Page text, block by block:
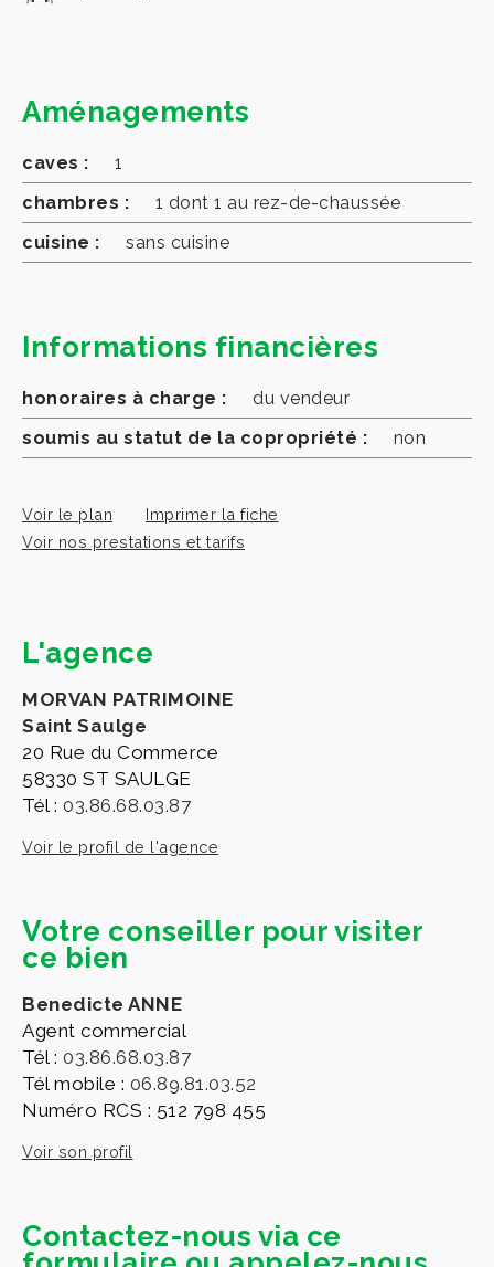
Aménagements
caves :
1
chambres :
1 dont 1 au rez-de-chaussée
cuisine :
sans cuisine
Informations financières
honoraires à charge :
du vendeur
soumis au statut de la copropriété :
non
Voir le plan
Imprimer la fiche
Voir nos prestations et tarifs
L'agence
MORVAN PATRIMOINE
Saint Saulge
20 Rue du Commerce
58330 ST SAULGE
Tél : 03.86.68.03.87
Voir le profil de l'agence
Votre conseiller pour visiter
ce bien
Benedicte ANNE
Agent commercial
Tél : 03.86.68.03.87
Tél mobile : 06.89.81.03.52
Numéro RCS : 512 798 455
Voir son profil
Contactez-nous via ce